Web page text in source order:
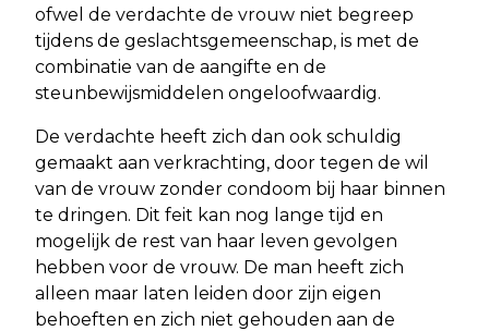
ofwel de verdachte de vrouw niet begreep
tijdens de geslachtsgemeenschap, is met de
combinatie van de aangifte en de
steunbewijsmiddelen ongeloofwaardig.
De verdachte heeft zich dan ook schuldig
gemaakt aan verkrachting, door tegen de wil
van de vrouw zonder condoom bij haar binnen
te dringen. Dit feit kan nog lange tijd en
mogelijk de rest van haar leven gevolgen
hebben voor de vrouw. De man heeft zich
alleen maar laten leiden door zijn eigen
behoeften en zich niet gehouden aan de